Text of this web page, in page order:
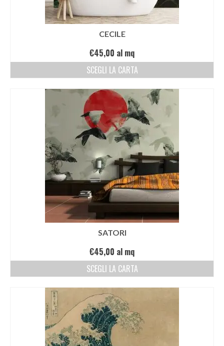
CECILE
€45,00 al mq
SCEGLI LA CARTA
SATORI
€45,00 al mq
SCEGLI LA CARTA